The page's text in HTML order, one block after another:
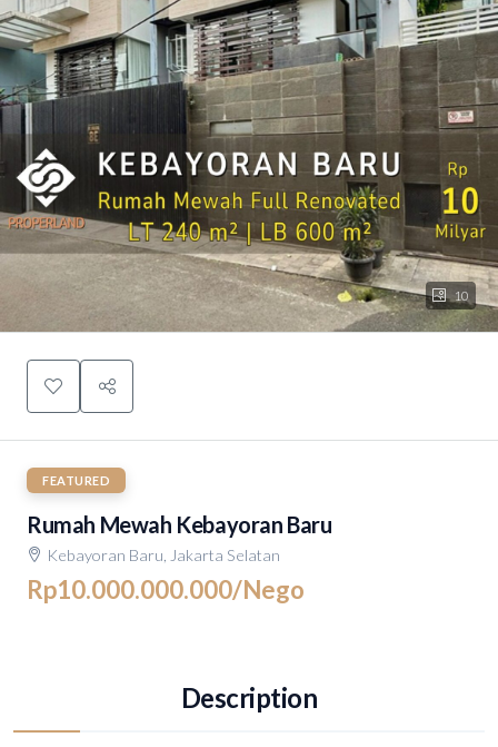
10
FEATURED
Rumah Mewah Kebayoran Baru
Kebayoran Baru, Jakarta Selatan
Rp10.000.000.000/Nego
Description